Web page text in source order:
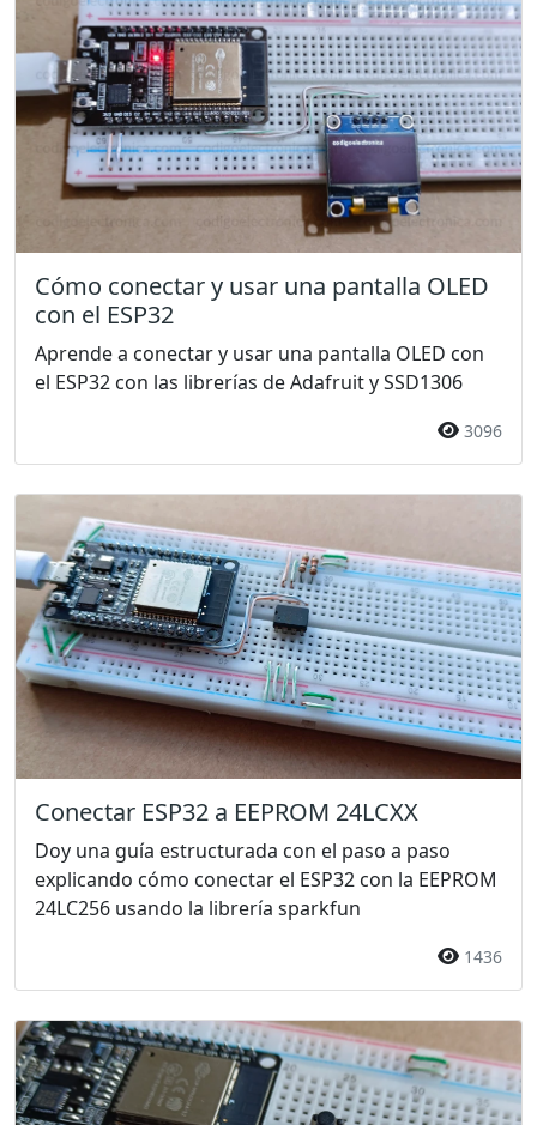
Cómo conectar y usar una pantalla OLED
con el ESP32
Aprende a conectar y usar una pantalla OLED con
el ESP32 con las librerías de Adafruit y SSD1306
3096
Conectar ESP32 a EEPROM 24LCXX
Doy una guía estructurada con el paso a paso
explicando cómo conectar el ESP32 con la EEPROM
24LC256 usando la librería sparkfun
1436